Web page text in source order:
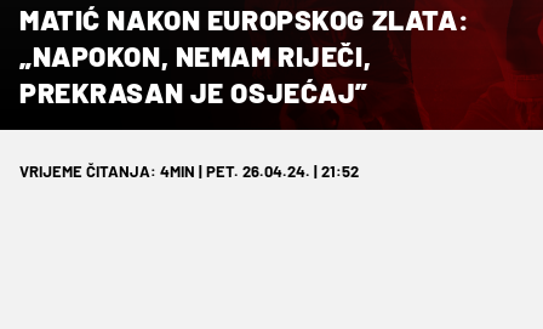
MATIĆ NAKON EUROPSKOG ZLATA:
„NAPOKON, NEMAM RIJEČI,
PREKRASAN JE OSJEĆAJ”
VRIJEME ČITANJA: 4MIN | PET. 26.04.24. | 21:52